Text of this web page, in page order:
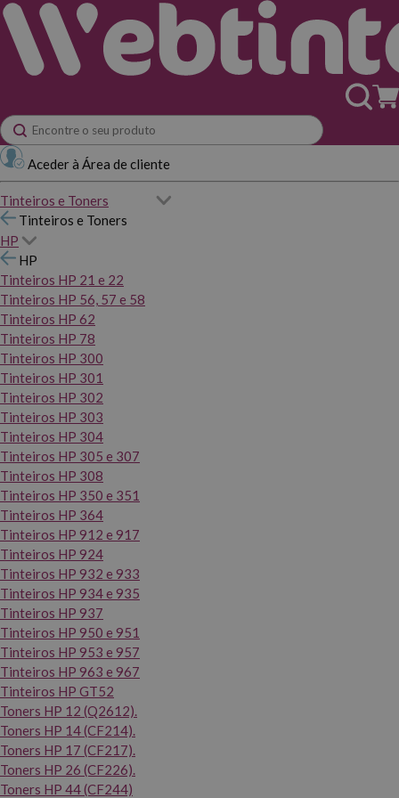
Aceder à Área de cliente
Tinteiros e Toners
Tinteiros e Toners
HP
HP
Tinteiros HP 21 e 22
Tinteiros HP 56, 57 e 58
Tinteiros HP 62
Tinteiros HP 78
Tinteiros HP 300
Tinteiros HP 301
Tinteiros HP 302
Tinteiros HP 303
Tinteiros HP 304
Tinteiros HP 305 e 307
Tinteiros HP 308
Tinteiros HP 350 e 351
Tinteiros HP 364
Tinteiros HP 912 e 917
Tinteiros HP 924
Tinteiros HP 932 e 933
Tinteiros HP 934 e 935
Tinteiros HP 937
Tinteiros HP 950 e 951
Tinteiros HP 953 e 957
Tinteiros HP 963 e 967
Tinteiros HP GT52
Toners HP 12 (Q2612).
Toners HP 14 (CF214).
Toners HP 17 (CF217).
Toners HP 26 (CF226).
Toners HP 44 (CF244)